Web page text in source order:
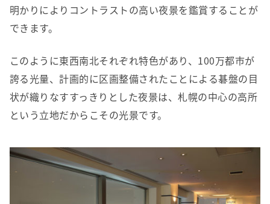
明かりによりコントラストの高い夜景を鑑賞することが
できます。
このように東西南北それぞれ特色があり、100万都市が
誇る光量、計画的に区画整備されたことによる碁盤の目
状が織りなすすっきりとした夜景は、札幌の中心の高所
という立地だからこその光景です。